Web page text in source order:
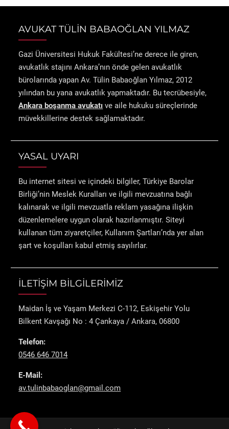
AVUKAT TÜLİN BABAOĞLAN YILMAZ
Gazi Üniversitesi Hukuk Fakültesi’ne derece ile giren,
avukatlık stajını Ankara’nın önde gelen avukatlık
bürolarında yapan Av. Tülin Babaoğlan Yılmaz, 2012
yılından bu yana avukatlık yapmaktadır. Bu tecrübesiyle,
Ankara boşanma avukatı ve aile hukuku süreçlerinde
müvekkillerine destek sağlamaktadır.
YASAL UYARI
Bu internet sitesi ve içindeki bilgiler, Türkiye Barolar
Birliği’nin Meslek Kuralları ve ilgili mevzuatına bağlı
kalınarak ve ilgili mevzuatla reklam yasağına ilişkin
düzenlemelere uygun olarak hazırlanmıştır. Siteyi
kullanan tüm ziyaretçiler, Kullanım Şartları’nda yer alan
şart ve koşulları kabul etmiş sayılırlar.
İLETİŞİM BİLGİLERİMİZ
Maidan İş ve Yaşam Merkezi C-112, Eskişehir Yolu
Bilkent Kavşağı No : 4 Çankaya / Ankara, 06800
Telefon:
0546 646 7014
E-Mail:
av.tulinbabaoglan@gmail.com